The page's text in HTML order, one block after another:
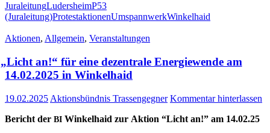
JuraleitungLudersheimP53
(Juraleitung)ProtestaktionenUmspannwerkWinkelhaid
Aktionen, Allgemein, Veranstaltungen
„Licht an!“ für eine dezen­tra­le Ener­gie­wen­de am
14.02.2025 in Winkelhaid
19.02.2025 Aktionsbündnis Trassengegner Kommentar hinterlassen
Bericht der BI Win­kel­haid zur Akti­on “Licht an!” am 14.02.25